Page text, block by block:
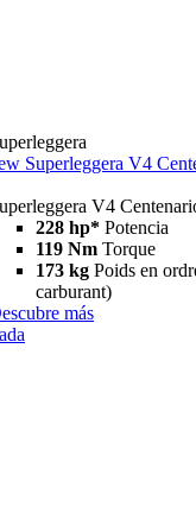
Superleggera V4
V4
228 hp* Potencia
119 Nm Torque
173 kg Poids en
carburant)
más